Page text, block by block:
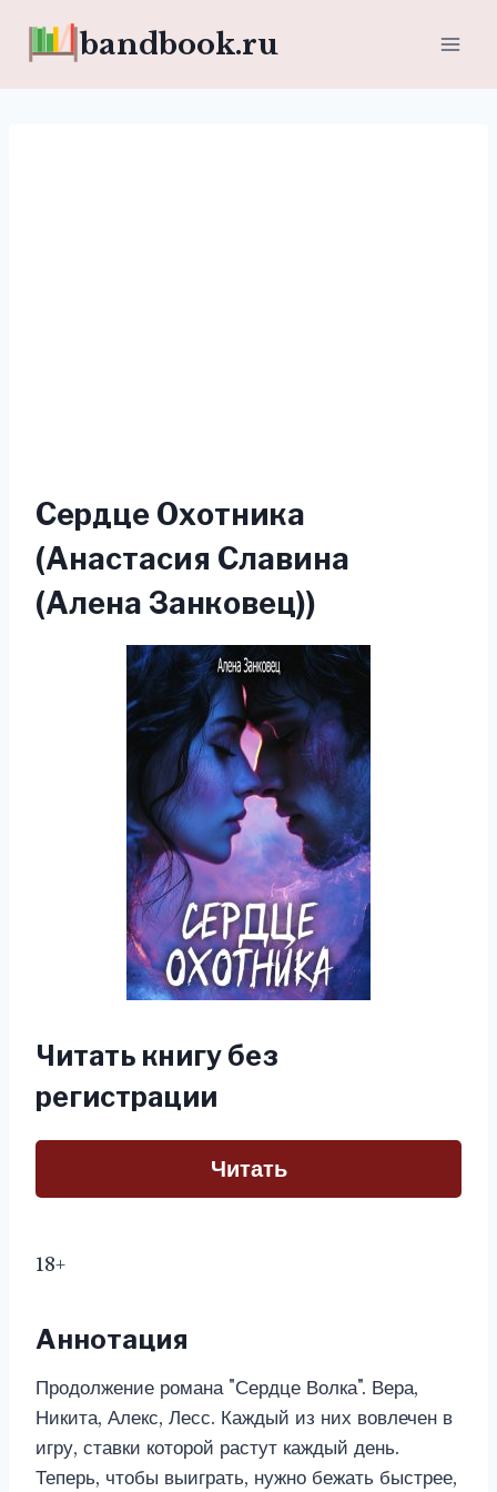
bandbook.ru
Сердце Охотника
(Анастасия Славина
(Алена Занковец))
Читать книгу без
регистрации
Читать
18+
Аннотация
Продолжение романа "Сердце Волка". Вера,
Никита, Алекс, Лесс. Каждый из них вовлечен в
игру, ставки которой растут каждый день.
Теперь, чтобы выиграть, нужно бежать быстрее,